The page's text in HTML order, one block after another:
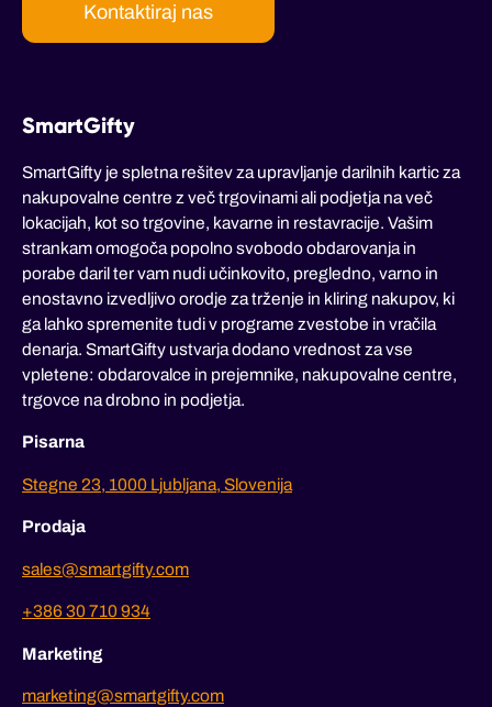
Kontaktiraj nas
SmartGifty
SmartGifty je spletna rešitev za upravljanje darilnih kartic za
nakupovalne centre z več trgovinami ali podjetja na več
lokacijah, kot so trgovine, kavarne in restavracije. Vašim
strankam omogoča popolno svobodo obdarovanja in
porabe daril ter vam nudi učinkovito, pregledno, varno in
enostavno izvedljivo orodje za trženje in kliring nakupov, ki
ga lahko spremenite tudi v programe zvestobe in vračila
denarja. SmartGifty ustvarja dodano vrednost za vse
vpletene: obdarovalce in prejemnike, nakupovalne centre,
trgovce na drobno in podjetja.
Pisarna
Stegne 23, 1000 Ljubljana, Slovenija
Prodaja
sales@smartgifty.com
+386 30 710 934
Marketing
marketing@smartgifty.com